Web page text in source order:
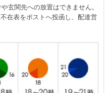
玄関先への放置はできません。
在表をポストへ投函し、配達営